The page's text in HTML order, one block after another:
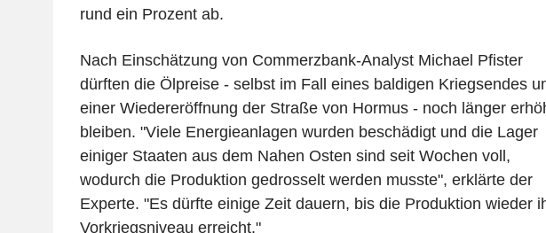
rund ein Prozent ab.
Nach Einschätzung von Commerzbank-Analyst Michael Pfister
dürften die Ölpreise - selbst im Fall eines baldigen Kriegsendes
einer Wiedereröffnung der Straße von Hormus - noch länger
bleiben. "Viele Energieanlagen wurden beschädigt und die Lager
einiger Staaten aus dem Nahen Osten sind seit Wochen voll,
wodurch die Produktion gedrosselt werden musste", erklärte der
Experte. "Es dürfte einige Zeit dauern, bis die Produktion wieder
Vorkriegsniveau erreicht."